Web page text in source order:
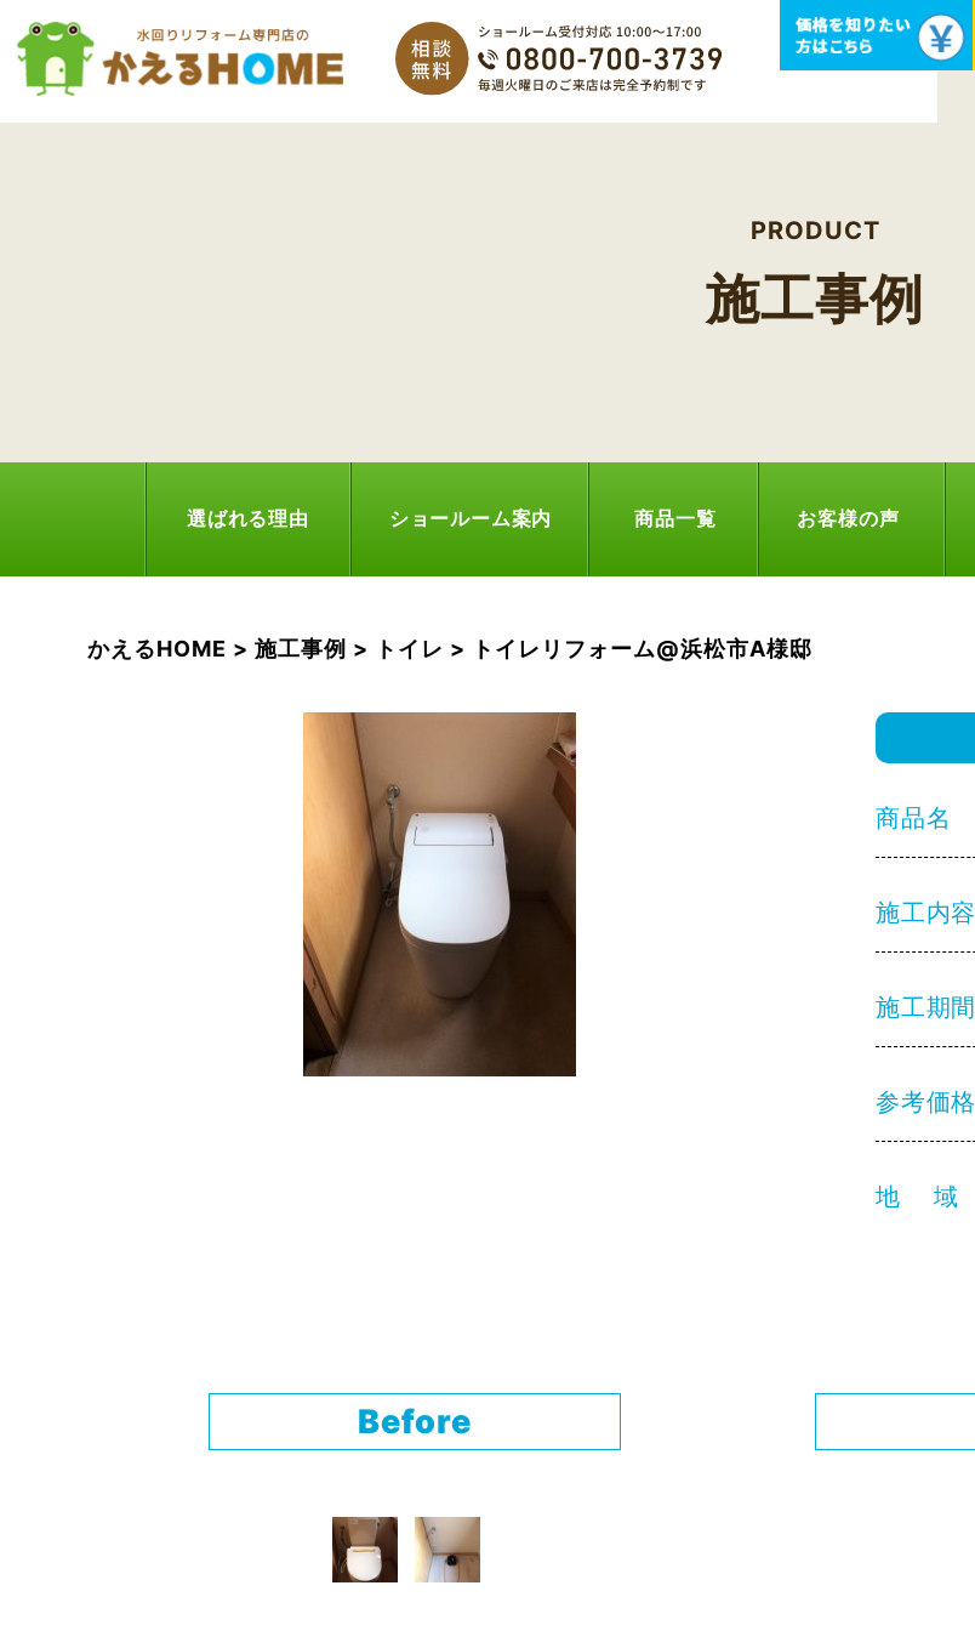
PRODUCT
施工事例
選ばれる理由 ショールーム案内 商品一覧 お客様の声
かえるHOME > 施工事例 > トイレ > トイレリフォーム@浜松市A様邸
商品名
施工内容
施工期間
参考価格
地 域
Before